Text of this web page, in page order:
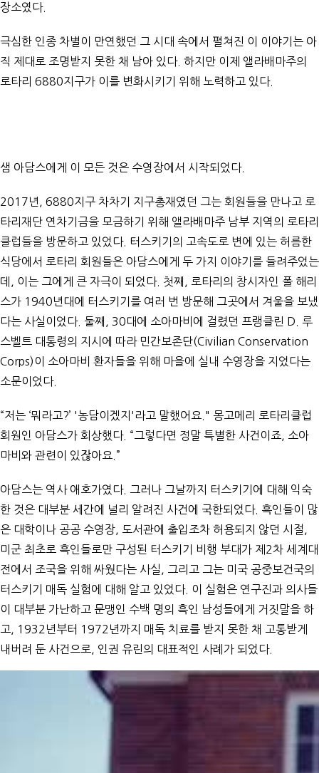
장소였다.
극심한 인종 차별이 만연했던 그 시대 속에서 펼쳐진 이 이야기는 아
직 제대로 조명받지 못한 채 남아 있다. 하지만 이제 앨라배마주의
로타리 6880지구가 이를 변화시키기 위해 노력하고 있다.
샘 아담스에게 이 모든 것은 수영장에서 시작되었다.
2017년, 6880지구 차차기 지구총재였던 그는 회원들을 만나고 로
타리재단 연차기금을 모금하기 위해 앨라배마주 남부 지역의 로타리
클럽들을 방문하고 있었다. 터스키기의 고속도로 변에 있는 허름한
식당에서 로타리 회원들은 아담스에게 두 가지 이야기를 들려주었는
데, 이는 그에게 큰 자극이 되었다. 첫째, 로타리의 창시자인 폴 해리
스가 1940년대에 터스키기를 여러 번 방문해 그곳에서 겨울을 보냈
다는 사실이었다. 둘째, 30대에 소아마비에 걸렸던 프랭클린 D. 루
스벨트 대통령의 지시에 따라 민간보존단(Civilian Conservation
Corps)이 소아마비 환자들을 위해 마을에 실내 수영장을 지었다는
소문이었다.
“저는 ‘뭐라고?’ '농담이겠지'라고 말했어요." 몽고메리 로타리클럽
회원인 아담스가 회상했다. “그렇다면 정말 특별한 사건이죠, 소아
마비와 관련이 있잖아요.”
아담스는 역사 애호가였다. 그러나 그날까지 터스키기에 대해 익숙
한 것은 대부분 세간에 널리 알려진 사건에 국한되었다. 흑인들이 많
은 대학이나 공공 수영장, 도서관에 출입조차 허용되지 않던 시절,
미군 최초로 흑인들로만 구성된 터스키기 비행 부대가 제2차 세계대
전에서 조국을 위해 싸웠다는 사실, 그리고 그는 미국 공중보건국의
터스키기 매독 실험에 대해 알고 있었다. 이 실험은 연구진과 의사들
이 대부분 가난하고 문맹인 수백 명의 흑인 남성들에게 거짓말을 하
고, 1932년부터 1972년까지 매독 치료를 받지 못한 채 고통받게
내버려 둔 사건으로, 인권 유린의 대표적인 사례가 되었다.